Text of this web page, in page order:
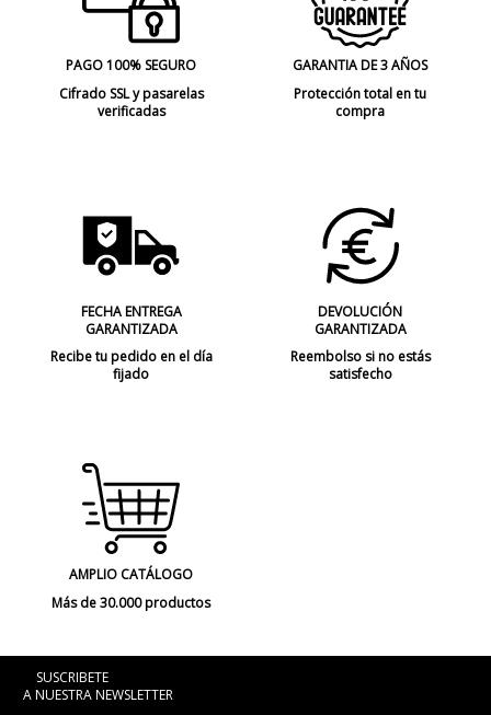
PAGO 100% SEGURO
Cifrado SSL y pasarelas
verificadas
GARANTIA DE 3 AÑOS
Protección total en tu
compra
FECHA ENTREGA
GARANTIZADA
Recibe tu pedido en el día
fijado
DEVOLUCIÓN
GARANTIZADA
Reembolso si no estás
satisfecho
AMPLIO CATÁLOGO
Más de 30.000 productos
SUSCRIBETE
A NUESTRA NEWSLETTER